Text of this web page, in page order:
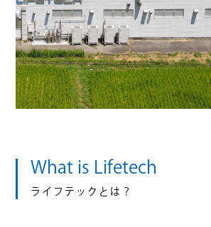
What is Lifetech
ライフテックとは？